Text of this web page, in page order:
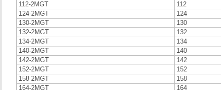
112-2MGT
112
124-2MGT
124
130-2MGT
130
132-2MGT
132
134-2MGT
134
140-2MGT
140
142-2MGT
142
152-2MGT
152
158-2MGT
158
164-2MGT
164